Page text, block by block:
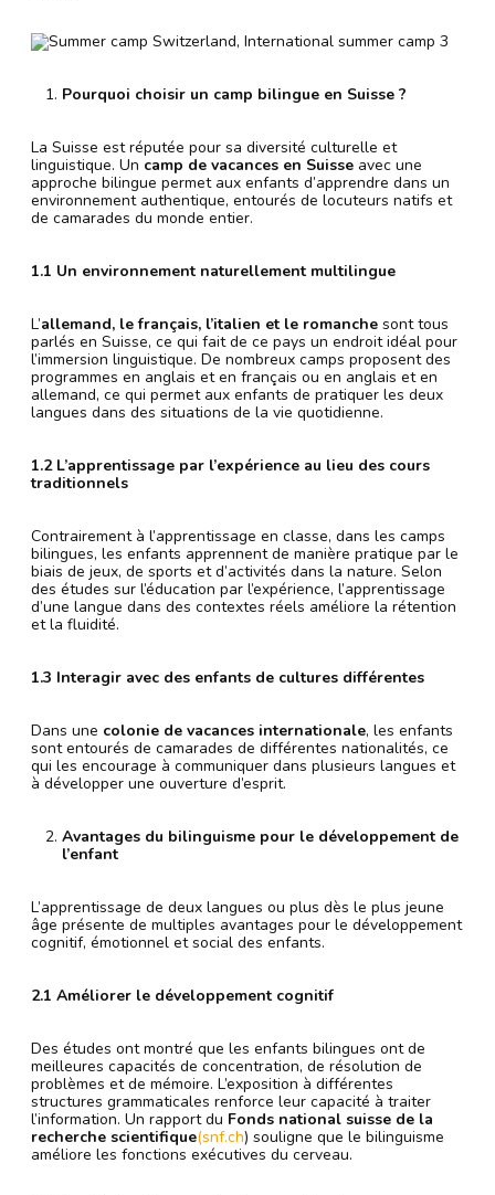
Pourquoi choisir un camp bilingue en Suisse ?
La Suisse est réputée pour sa diversité culturelle et
linguistique. Un camp de vacances en Suisse avec une
approche bilingue permet aux enfants d’apprendre dans un
environnement authentique, entourés de locuteurs natifs et
de camarades du monde entier.
1.1 Un environnement naturellement multilingue
L’allemand, le français, l’italien et le romanche sont tous
parlés en Suisse, ce qui fait de ce pays un endroit idéal pour
l’immersion linguistique. De nombreux camps proposent des
programmes en anglais et en français ou en anglais et en
allemand, ce qui permet aux enfants de pratiquer les deux
langues dans des situations de la vie quotidienne.
1.2 L’apprentissage par l’expérience au lieu des cours
traditionnels
Contrairement à l’apprentissage en classe, dans les camps
bilingues, les enfants apprennent de manière pratique par le
biais de jeux, de sports et d’activités dans la nature. Selon
des études sur l’éducation par l’expérience, l’apprentissage
d’une langue dans des contextes réels améliore la rétention
et la fluidité.
1.3 Interagir avec des enfants de cultures différentes
Dans une colonie de vacances internationale, les enfants
sont entourés de camarades de différentes nationalités, ce
qui les encourage à communiquer dans plusieurs langues et
à développer une ouverture d’esprit.
Avantages du bilinguisme pour le développement de
l’enfant
L’apprentissage de deux langues ou plus dès le plus jeune
âge présente de multiples avantages pour le développement
cognitif, émotionnel et social des enfants.
2.1 Améliorer le développement cognitif
Des études ont montré que les enfants bilingues ont de
meilleures capacités de concentration, de résolution de
problèmes et de mémoire. L’exposition à différentes
structures grammaticales renforce leur capacité à traiter
l’information. Un rapport du Fonds national suisse de la
recherche scientifique(snf.ch) souligne que le bilinguisme
améliore les fonctions exécutives du cerveau.